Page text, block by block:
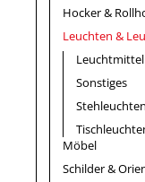
Hocker &
Leuchten &
Leuchtmittel
Sonstiges
Stehleuchten
Möbel
Schilder &